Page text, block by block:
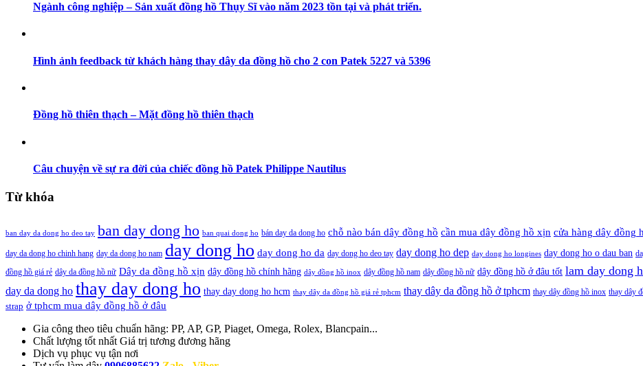
Ngành công nghiệp – Sản xuất đồng hồ Thụy Sĩ vào năm 2023 tồn tại và phát triển.
Hình ảnh feedback từ khách hàng thay dây da đồng hồ cho 2 con Patek 5227 và 5396
Đồng hồ thiên thạch – Mặt đồng hồ thiên thạch
Câu chuyện về sự ra đời của chiếc đồng hồ Patek Philippe Nautilus
Từ khóa
ban day da dong ho deo tay ban day dong ho ban quai dong ho bán day da dong ho chỗ nào bán dây đồng hồ cần mua dây đồng hồ xịn cửa hàng dây đồng
day da dong ho chinh hang day da dong ho nam day dong ho day dong ho da day dong ho deo tay day dong ho dep day dong ho longines day dong ho o dau ban
đồng hồ giá rẻ dây da đồng hồ nữ Dây da đồng hồ xịn dây đồng hồ chính hãng dây đồng hồ inox dây đồng hồ nam dây đồng hồ nữ dây đồng hồ ở đâu tốt lam day dong
day da dong ho thay day dong ho thay day dong ho hcm thay dây da đồng hồ giá rẻ tphcm thay dây da đồng hồ ở tphcm thay dây đồng hồ inox thay dây
strap ở tphcm mua dây đồng hồ ở đâu
Gia công theo tiêu chuẩn hãng: PP, AP, GP, Piaget, Omega, Rolex, Blancpain...
Chất lượng tốt nhất Giá trị tương đương hãng
Dịch vụ phục vụ tận nơi